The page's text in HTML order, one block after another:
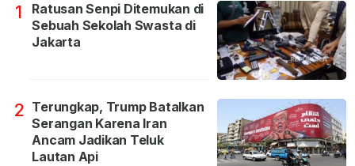
1
Ratusan Senpi Ditemukan di
Sebuah Sekolah Swasta di
Jakarta
2 Terungkap, Trump Batalkan
Serangan Karena Iran
Ancam Jadikan Teluk
Lautan Api